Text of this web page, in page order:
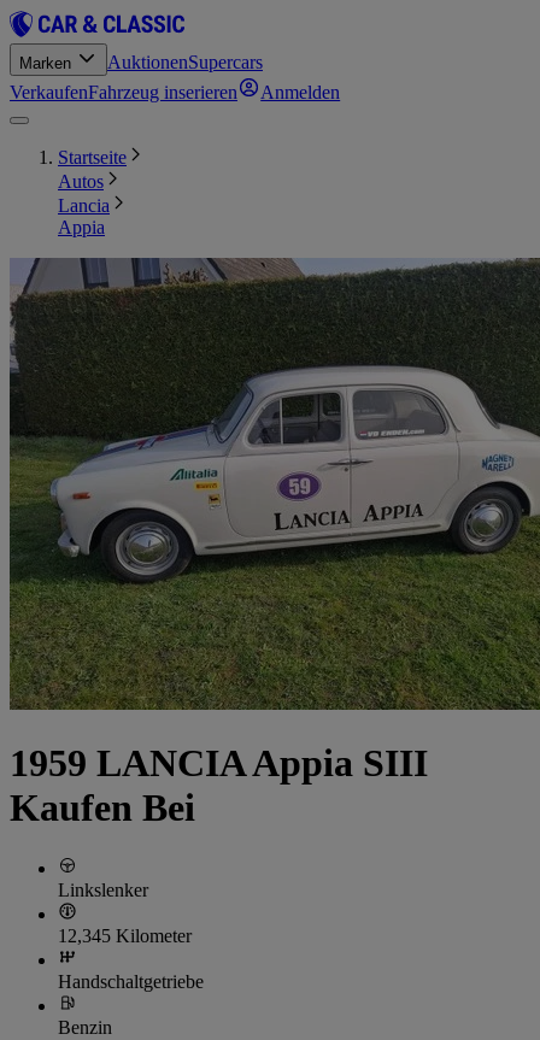
Marken AuktionenSupercars
VerkaufenFahrzeug inserieren Anmelden
Startseite
Autos
Lancia
Appia
1959 LANCIA Appia SIII
Kaufen Bei
Linkslenker
12,345 Kilometer
Handschaltgetriebe
Benzin